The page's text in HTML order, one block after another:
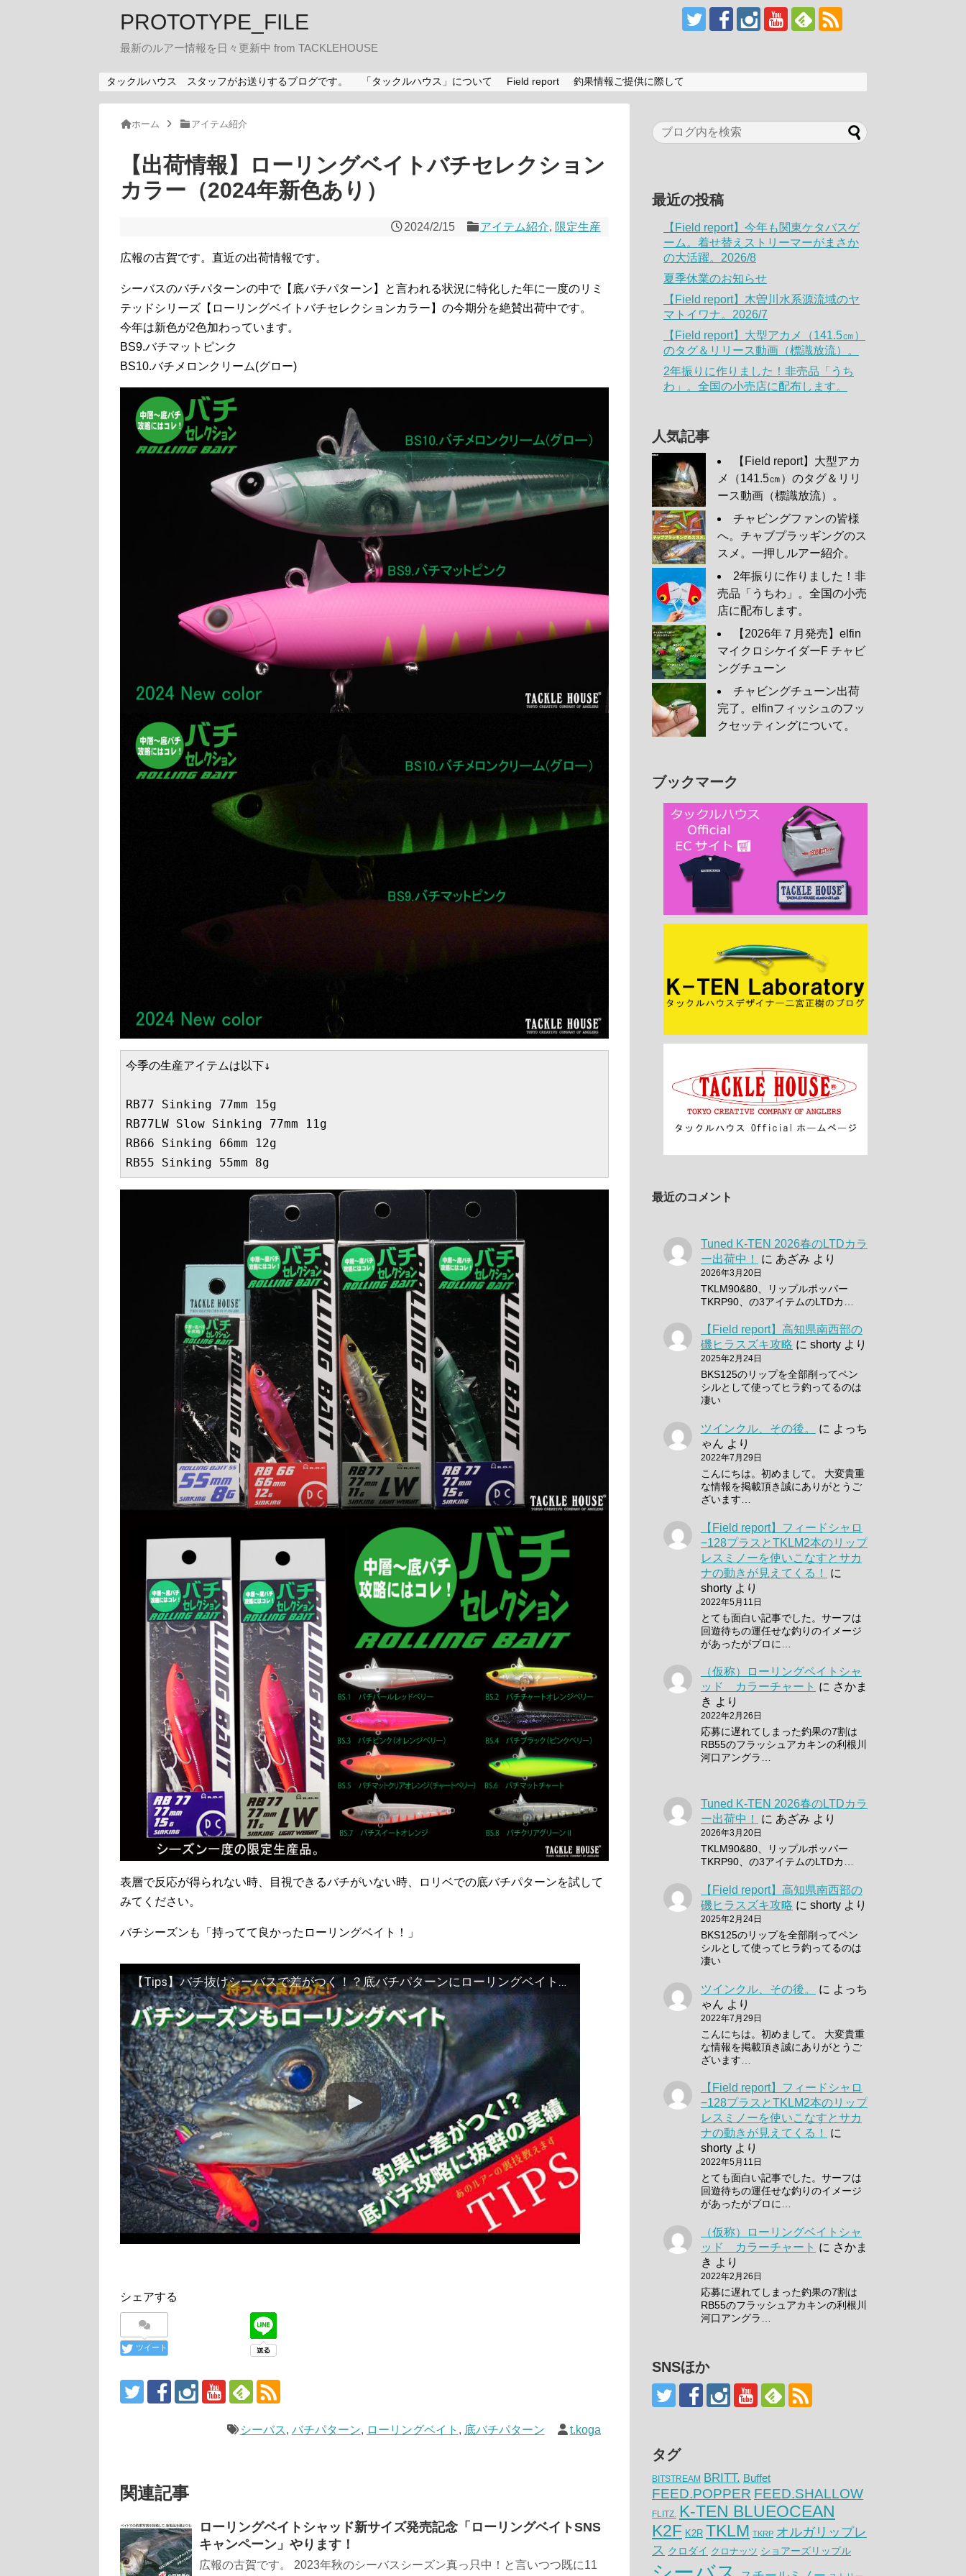
PROTOTYPE_FILE
最新のルアー情報を日々更新中 from TACKLEHOUSE
タックルハウス スタッフがお送りするブログです。 「タックルハウス」について Field report 釣果情報ご提供に際して
ホーム アイテム紹介
【出荷情報】ローリングベイトバチセレクション
カラー（2024年新色あり）
2024/2/15 アイテム紹介, 限定生産
広報の古賀です。直近の出荷情報です。
シーバスのバチパターンの中で【底バチパターン】と言われる状況に特化した年に一度のリミ
テッドシリーズ【ローリングベイトバチセレクションカラー】の今期分を絶賛出荷中です。
今年は新色が2色加わっています。
BS9.バチマットピンク
BS10.バチメロンクリーム(グロー)
今季の生産アイテムは以下↓
RB77 Sinking 77mm 15g
RB77LW Slow Sinking 77mm 11g
RB66 Sinking 66mm 12g
RB55 Sinking 55mm 8g
表層で反応が得られない時、目視できるバチがいない時、ロリベでの底バチパターンを試して
みてください。
バチシーズンも「持ってて良かったローリングベイト！」
【Tips】バチ抜けシーバスで差がつく！？底バチパターンにローリングベイト。
シェアする
ツイート
シーバス, バチパターン, ローリングベイト , 底バチパターン t.koga
関連記事
ローリングベイトシャッド新サイズ発売記念「ローリングベイトSNS
キャンペーン」やります！
広報の古賀です。 2023年秋のシーバスシーズン真っ只中！と言いつつ既に11
最近の投稿
【Field report】今年も関東ケタバスゲ
ーム。着せ替えストリーマーがまさか
の大活躍。2026/8
夏季休業のお知らせ
【Field report】木曽川水系源流域のヤ
マトイワナ。2026/7
【Field report】大型アカメ（141.5㎝）
のタグ＆リリース動画（標識放流）。
2年振りに作りました！非売品「うち
わ」。全国の小売店に配布します。
人気記事
【Field report】大型アカ
メ（141.5㎝）のタグ＆リリ
ース動画（標識放流）。
チャビングファンの皆様
へ。チャブプラッギングのス
スメ。一押しルアー紹介。
2年振りに作りました！非
売品「うちわ」。全国の小売
店に配布します。
【2026年７月発売】elfin
マイクロシケイダーF チャビ
ングチューン
チャビングチューン出荷
完了。elfinフィッシュのフッ
クセッティングについて。
ブックマーク
最近のコメント
Tuned K-TEN 2026春のLTDカラ
ー出荷中！
に あざみ より
2026年3月20日
TKLM90&80、リップルポッパー
TKRP90、の3アイテムのLTDカ…
【Field report】高知県南西部の
磯ヒラスズキ攻略 に shorty より
2025年2月24日
BKS125のリップを全部削ってペン
シルとして使ってヒラ釣ってるのは
凄い
ツインクル、その後。 に よっち
ゃん より
2022年7月29日
こんにちは。初めまして。 大変貴重
な情報を掲載頂き誠にありがとうご
ざいます…
【Field report】フィードシャロ
−128プラスとTKLM2本のリップ
レスミノーを使いこなすとサカ
ナの動きが見えてくる！
に
shorty より
2022年5月11日
とても面白い記事でした。サーフは
回遊待ちの運任せな釣りのイメージ
があったがプロに…
（仮称）ローリングベイトシャ
ッド カラーチャート に さかま
き より
2022年2月26日
応募に遅れてしまった釣果の7割は
RB55のフラッシュアカキンの利根川
河口アングラ…
Tuned K-TEN 2026春のLTDカラ
ー出荷中！
に あざみ より
2026年3月20日
TKLM90&80、リップルポッパー
TKRP90、の3アイテムのLTDカ…
【Field report】高知県南西部の
磯ヒラスズキ攻略 に shorty より
2025年2月24日
BKS125のリップを全部削ってペン
シルとして使ってヒラ釣ってるのは
凄い
ツインクル、その後。 に よっち
ゃん より
2022年7月29日
こんにちは。初めまして。 大変貴重
な情報を掲載頂き誠にありがとうご
ざいます…
【Field report】フィードシャロ
−128プラスとTKLM2本のリップ
レスミノーを使いこなすとサカ
ナの動きが見えてくる！
に
shorty より
2022年5月11日
とても面白い記事でした。サーフは
回遊待ちの運任せな釣りのイメージ
があったがプロに…
（仮称）ローリングベイトシャ
ッド カラーチャート に さかま
き より
2022年2月26日
応募に遅れてしまった釣果の7割は
RB55のフラッシュアカキンの利根川
河口アングラ…
SNSほか
タグ
BITSTREAM BRITT. Buffet
FEED.POPPER FEED.SHALLOW
FLITZ. K-TEN BLUEOCEAN
K2F K2R TKLM TKRP オルガリップレ
ス クロダイ クロナッツ ショアーズリップル